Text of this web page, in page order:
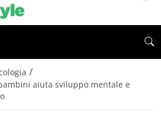
/
aiuta sviluppo mentale e